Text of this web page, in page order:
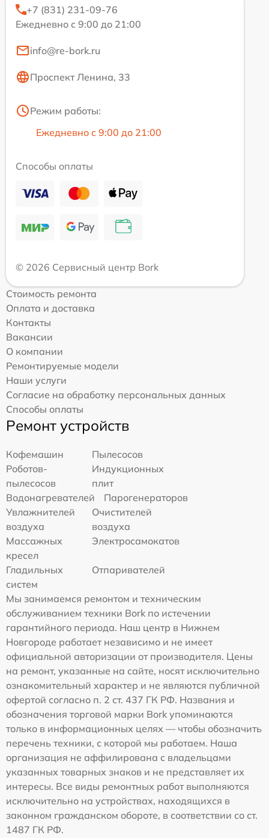
+7 (831) 231-09-76
Ежедневно с 9:00 до 21:00
info@re-bork.ru
Проспект Ленина, 33
Режим работы:
Ежедневно с 9:00 до 21:00
Способы оплаты
© 2026 Сервисный центр Bork
Стоимость ремонта
Оплата и доставка
Контакты
Вакансии
О компании
Ремонтируемые модели
Наши услуги
Согласие на обработку персональных данных
Способы оплаты
Ремонт устройств
Кофемашин
Пылесосов
Роботов-
пылесосов
Индукционных
плит
Водонагревателей
Парогенераторов
Увлажнителей
воздуха
Очистителей
воздуха
Массажных
кресел
Электросамокатов
Гладильных
систем
Отпаривателей
Мы занимаемся ремонтом и техническим
обслуживанием техники Bork по истечении
гарантийного периода. Наш центр в Нижнем
Новгороде работает независимо и не имеет
официальной авторизации от производителя. Цены
на ремонт, указанные на сайте, носят исключительно
ознакомительный характер и не являются публичной
офертой согласно п. 2 ст. 437 ГК РФ. Названия и
обозначения торговой марки Bork упоминаются
только в информационных целях — чтобы обозначить
перечень техники, с которой мы работаем. Наша
организация не аффилирована с владельцами
указанных товарных знаков и не представляет их
интересы. Все виды ремонтных работ выполняются
исключительно на устройствах, находящихся в
законном гражданском обороте, в соответствии со ст.
1487 ГК РФ.